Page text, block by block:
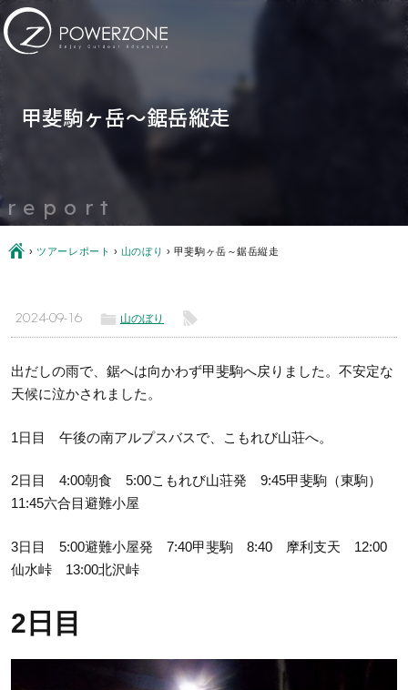
report
甲斐駒ヶ岳～鋸岳縦走
Ç ›ツアーレポート › 山のぼり › 甲斐駒ヶ岳～鋸岳縦走
2024-09-16 ë 山のぼり l
出だしの雨で、鋸へは向かわず甲斐駒へ戻りました。不安定な
天候に泣かされました。
1日目 午後の南アルプスバスで、こもれび山荘へ。
2日目 4:00朝食 5:00こもれび山荘発 9:45甲斐駒（東駒）
11:45六合目避難小屋
3日目 5:00避難小屋発 7:40甲斐駒 8:40 摩利支天 12:00
仙水峠 13:00北沢峠
2日目